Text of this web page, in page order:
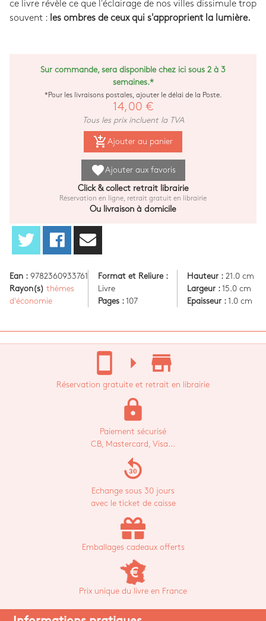
ce livre révèle ce que l'éclairage de nos villes dissimule trop
souvent : les ombres de ceux qui s'approprient la lumière.
Sur commande, sera disponible chez ici sous 2 à 3
semaines.*
*Pour les livraisons postales, ajouter le délai de la Poste.
14,00 €
Tous les prix incluent la TVA
add_shopping_cart Ajouter au panier
favoriteAjouter aux favoris
Click & collect retrait librairie
Réservation en ligne, retrait gratuit en librairie
Ou livraison à domicile
Ean : 9782360933761
Rayon(s) thèmes
d'économie
Format et Reliure :
Livre
Pages : 107
Hauteur :21.0 cm
Largeur :15.0 cm
Epaisseur :1.0 cm
stay_current_portrait arrow_right store_mall_directory
Réservation gratuite et retrait en librairie
lock
Paiement sécurisé
CB, Mastercard, Visa...
replay_30
Echange sous 30 jours
avec le ticket de caisse
Emballages cadeaux offerts
Prix unique du livre en France